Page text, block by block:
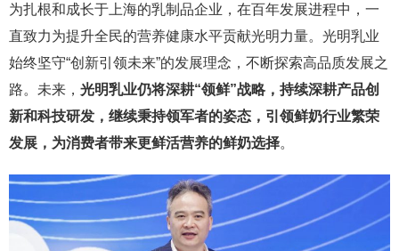
为扎根和成长于上海的乳制品企业，在百年发展进程中，一
直致力为提升全民的营养健康水平贡献光明力量。光明乳业
始终坚守“创新引领未来”的发展理念，不断探索高品质发展之
路。未来， 光明乳业仍将深耕“领鲜”战略，持续深耕产品创
新和科技研发，继续秉持领军者的姿态，引领鲜奶行业繁荣
发展，为消费者带来更鲜活营养的鲜奶选择。